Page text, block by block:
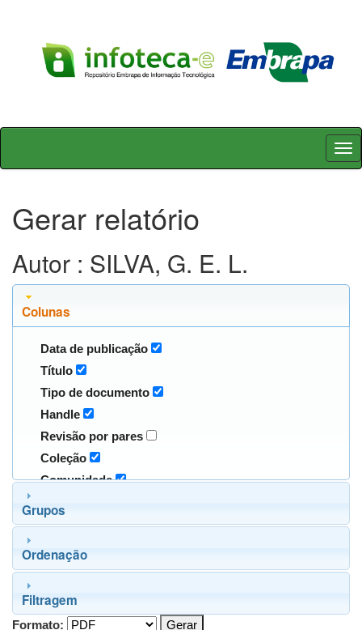
Skip
Gerar relatório
Autor : SILVA, G. E. L.
Colunas
Data de publicação
Título
Tipo de documento
Handle
Revisão por pares
Coleção
Comunidade
Grupos
Ordenação
Filtragem
Formato: